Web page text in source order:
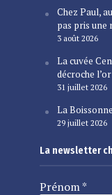
Chez Paul,
pas pris une
3 août 2026
La cuvée
décroche
31 juillet 2026
La
29 juillet 2026
La newsletter
Prénom*